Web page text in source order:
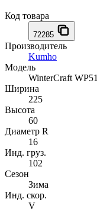
Код товара
72285
Производитель
Kumho
Модель
WinterCraft WP51
Ширина
225
Высота
60
Диаметр R
16
Инд. груз.
102
Сезон
Зима
Инд. скор.
V